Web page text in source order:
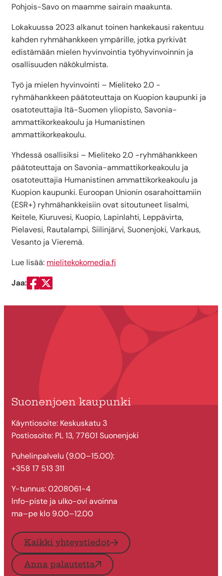
Pohjois-Savo on maamme sairain maakunta.
Lokakuussa 2023 alkanut toinen hankekausi rakentuu
kahden ryhmähankkeen ympärille, jotka pyrkivät
edistämään mielen hyvinvointia työhyvinvoinnin ja
osallisuuden näkökulmista.
Työ ja mielen hyvinvointi – Mieliteko 2.0 -
ryhmähankkeen päätoteuttaja on Kuopion kaupunki ja
osatoteuttajia Itä-Suomen yliopisto, Savonia-
ammattikorkeakoulu ja Humanistinen
ammattikorkeakoulu.
Yhdessä osallisiksi – Mieliteko 2.0 -ryhmähankkeen
päätoteuttaja on Savonia-ammattikorkeakoulu ja
osatoteuttajia Humanistinen ammattikorkeakoulu ja
Kuopion kaupunki. Euroopan Unionin osarahoittamiin
(ESR+) ryhmähankkeisiin ovat sitoutuneet Iisalmi,
Keitele, Kiuruvesi, Kuopio, Lapinlahti, Leppävirta,
Pielavesi, Rautalampi, Siilinjärvi, Suonenjoki, Varkaus,
Vesanto ja Vieremä.
Lue lisää: mielitekokomedia.fi
Jaa:
Jaa Facebookissa
Jaa Twitterissä
Suonenjoen kaupunki
Käyntiosoite: Keskuskatu 3
Postiosoite: PL 13, 77601 Suonenjoki
Puhelinpalvelu (9.00–15.00):
+358 17 513 311
Y-tunnus: 0208061-4
Info-piste ja ulko-ovi avoinna
ma–pe klo 9.00–12.00
Kaikki yhteystiedot
Anna palautetta